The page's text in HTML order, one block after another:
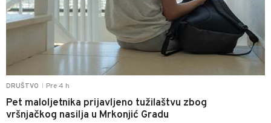
DRUŠTVO Pre 4 h
Pet maloljetnika prijavljeno tužilaštvu zbog
vršnjačkog nasilja u Mrkonjić Gradu